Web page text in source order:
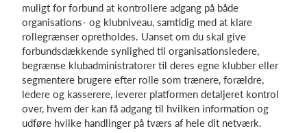
Log på
muligt for forbund at kontrollere adgang på både
organisations- og klubniveau, samtidig med at klare
rollegrænser opretholdes. Uanset om du skal give
forbundsdækkende synlighed til organisationsledere,
begrænse klubadministratorer til deres egne klubber eller
segmentere brugere efter rolle som trænere, forældre,
ledere og kasserere, leverer platformen detaljeret kontrol
over, hvem der kan få adgang til hvilken information og
udføre hvilke handlinger på tværs af hele dit netværk.